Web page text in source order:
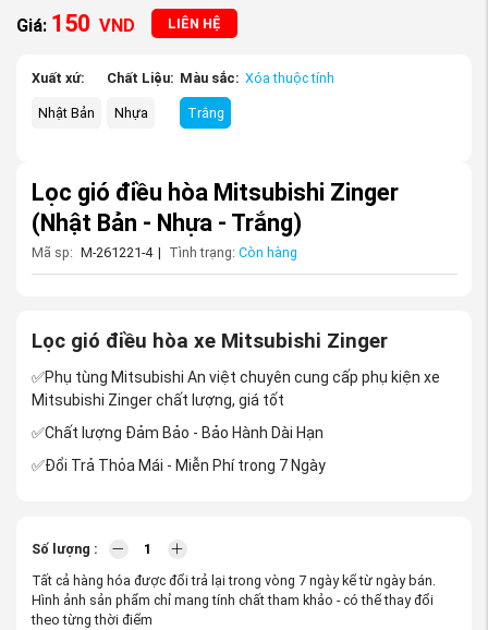
Giá: 150 VND LIÊN HỆ
Xuất xứ:
Nhật Bản
Chất Liệu:
Nhựa
Màu sắc:
Trắng
Xóa thuộc tính
Lọc gió điều hòa Mitsubishi Zinger
(Nhật Bản - Nhựa - Trắng)
Mã sp: M-261221-4 | Tình trạng: Còn hàng
Lọc gió điều hòa xe Mitsubishi Zinger
✅Phụ tùng Mitsubishi An việt chuyên cung cấp phụ kiện xe
Mitsubishi Zinger chất lượng, giá tốt
✅Chất lượng Đảm Bảo - Bảo Hành Dài Hạn
✅Đổi Trả Thỏa Mái - Miễn Phí trong 7 Ngày
Số lượng :
Tất cả hàng hóa được đổi trả lại trong vòng 7 ngày kể từ ngày bán.
Hình ảnh sản phẩm chỉ mang tính chất tham khảo - có thể thay đổi
theo từng thời điểm